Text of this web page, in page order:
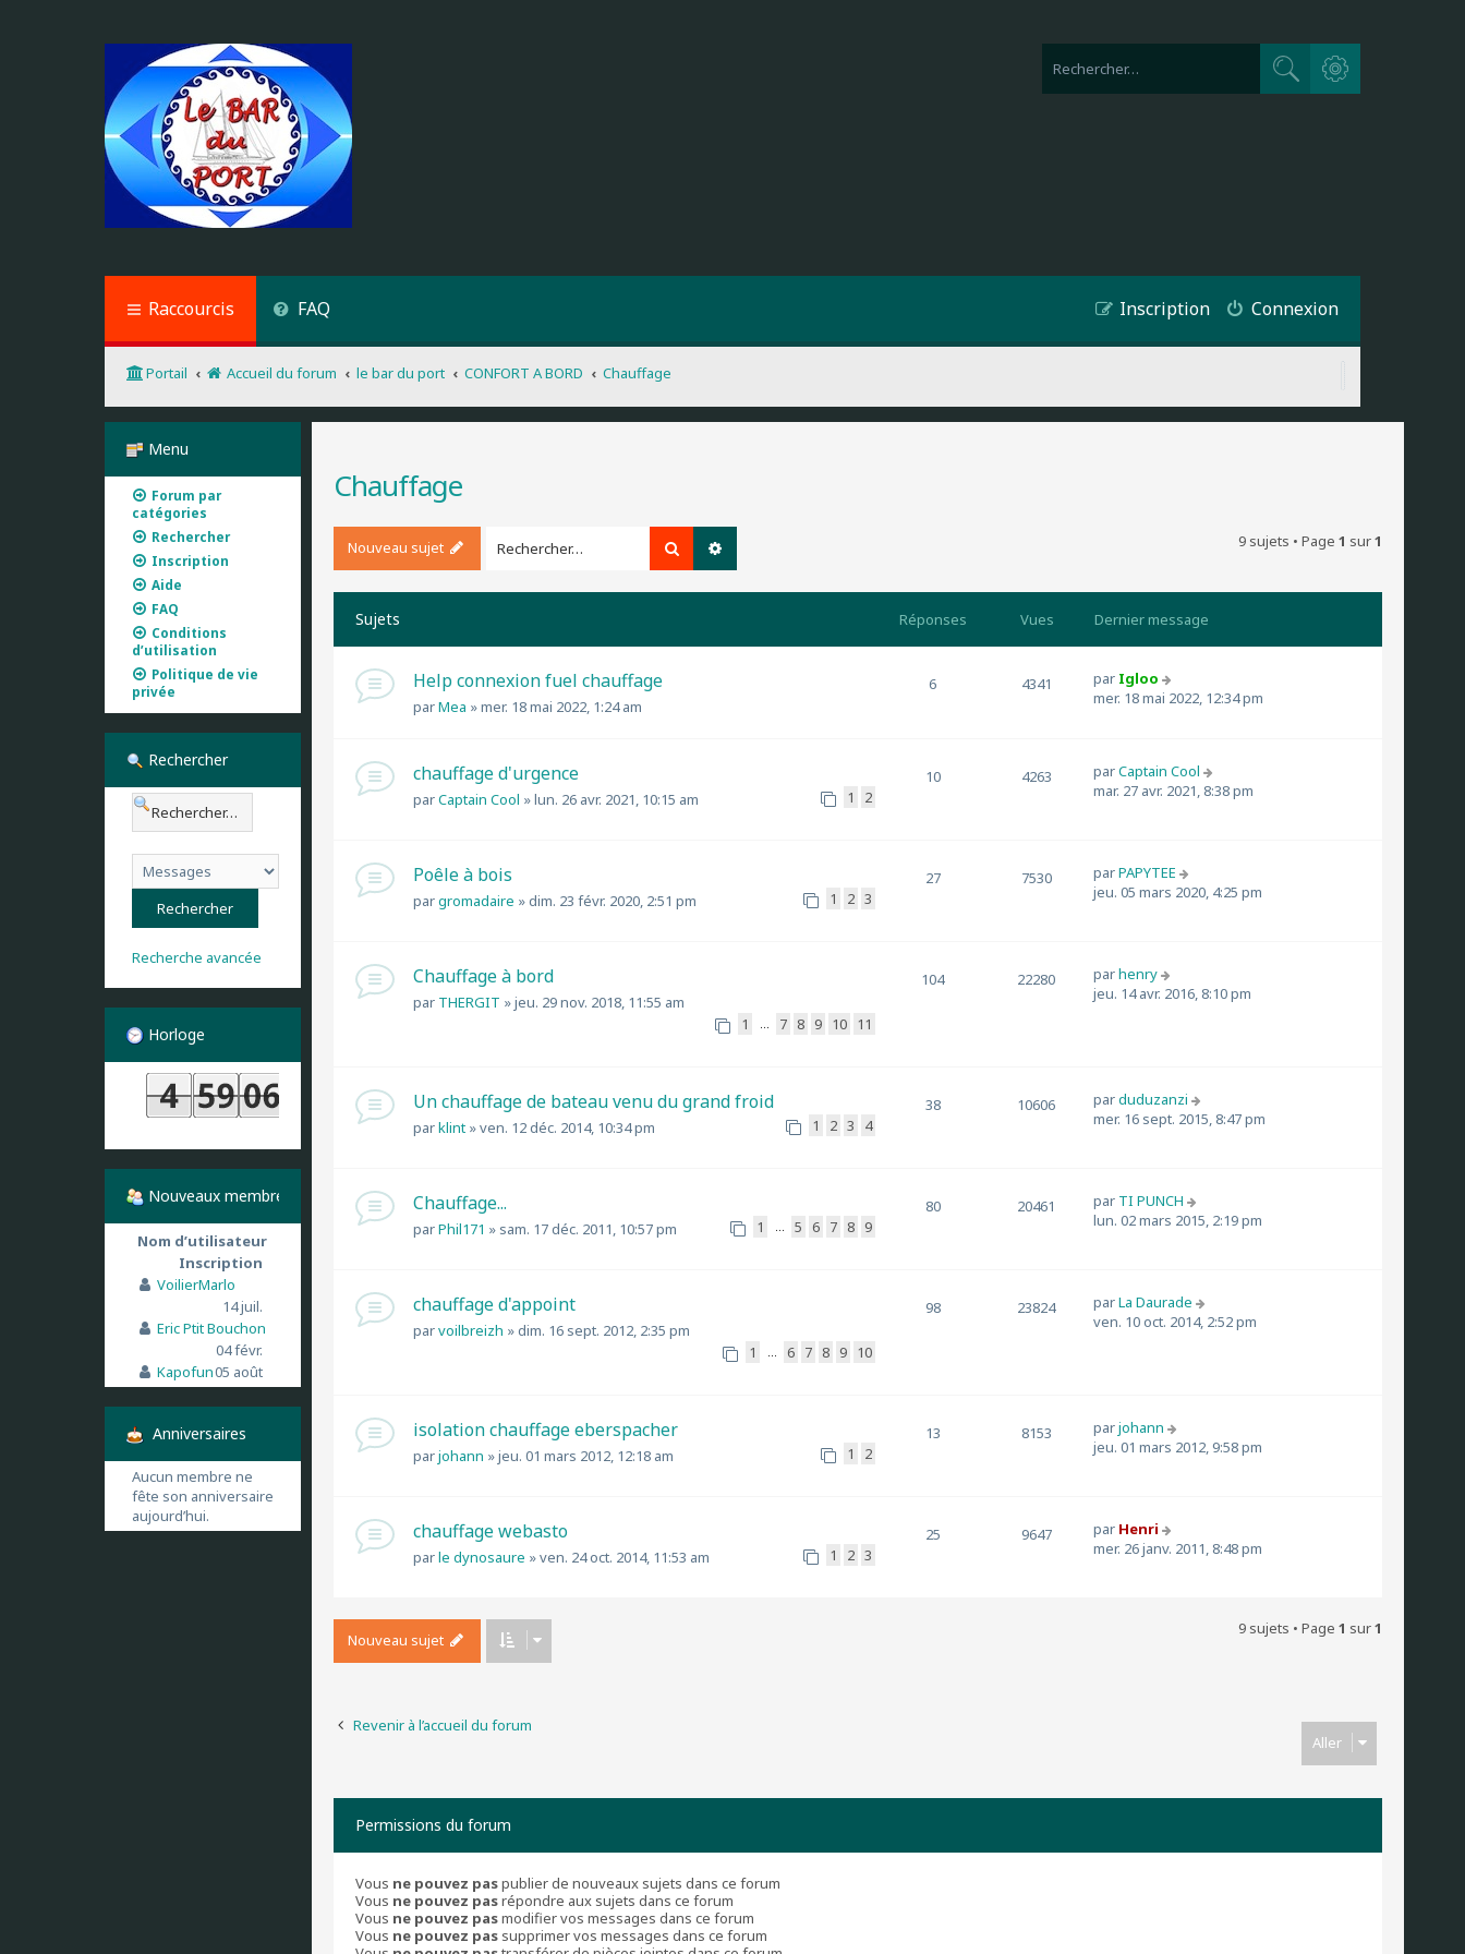
Rechercher
Recherche avancée
Raccourcis FAQ Connexion
Inscription
Portail Accueil du forum le bar du port CONFORT A BORD Chauffage
Chauffage
Nouveau sujet Rechercher 9 sujets • Page 1 sur1
Sujets Réponses Vues Dernier message
Help connexion fuel chauffage
parMea »mer. 18 mai 2022, 1:24 am
6 4341 par Igloo
mer. 18 mai 2022, 12:34 pm
chauffage d'urgence
parCaptain Cool »lun. 26 avr. 2021, 10:15 am 1 2
10 4263 parCaptain Cool
mar. 27 avr. 2021, 8:38 pm
Poêle à bois
pargromadaire »dim. 23 févr. 2020, 2:51 pm 1 2 3
27 7530 parPAPYTEE
jeu. 05 mars 2020, 4:25 pm
Chauffage à bord
par THERGIT »jeu. 29 nov. 2018, 11:55 am
1
7 8 9 10 11
104 22280 parhenry
jeu. 14 avr. 2016, 8:10 pm
Un chauffage de bateau venu du grand froid
parklint »ven. 12 déc. 2014, 10:34 pm 1 2 3 4
38 10606 parduduzanzi
mer. 16 sept. 2015, 8:47 pm
Chauffage...
parPhil171 » sam. 17 déc. 2011, 10:57 pm 1 5 6 7 8 9
80 20461 par TI PUNCH
lun. 02 mars 2015, 2:19 pm
chauffage d'appoint
parvoilbreizh »dim. 16 sept. 2012, 2:35 pm
1
6 7 8 9 10
98 23824 parLa Daurade
ven. 10 oct. 2014, 2:52 pm
isolation chauffage eberspacher
parjohann »jeu. 01 mars 2012, 12:18 am 1 2
13 8153 parjohann
jeu. 01 mars 2012, 9:58 pm
chauffage webasto
parle dynosaure »ven. 24 oct. 2014, 11:53 am 1 2 3
25 9647 par Henri
mer. 26 janv. 2011, 8:48 pm
Nouveau sujet
9 sujets • Page 1 sur1
Revenir à l’accueil du forum
Aller
Permissions du forum
Vous ne pouvez paspublier de nouveaux sujets dans ce forum
Vous ne pouvez pasrépondre aux sujets dans ce forum
Vous ne pouvez pasmodifier vos messages dans ce forum
Vous ne pouvez pas supprimer vos messages dans ce forum
Menu
Forum par
catégories
Rechercher
Inscription
Aide
FAQ
Conditions
d’utilisation
Politique de vie
privée
Rechercher
Recherche avancée
Horloge
Nouveaux membres
Nom d’utilisateur
Inscription
VoilierMarlo
14 juil.
Eric Ptit Bouchon
04 févr.
Kapofun05 août
Anniversaires
Aucun membre ne
fête son anniversaire
aujourd’hui.